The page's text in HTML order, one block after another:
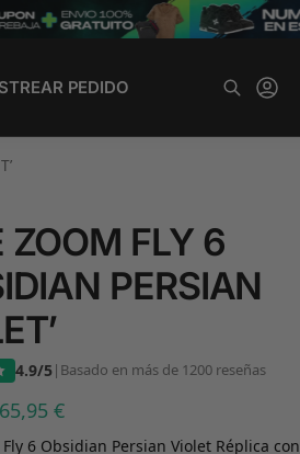
PEDIDO
ZOOM FLY 6
PERSIAN
4.9/5| Basado en más de 1200 reseñas
65,95€
6 Obsidian Persian Violet Réplica con